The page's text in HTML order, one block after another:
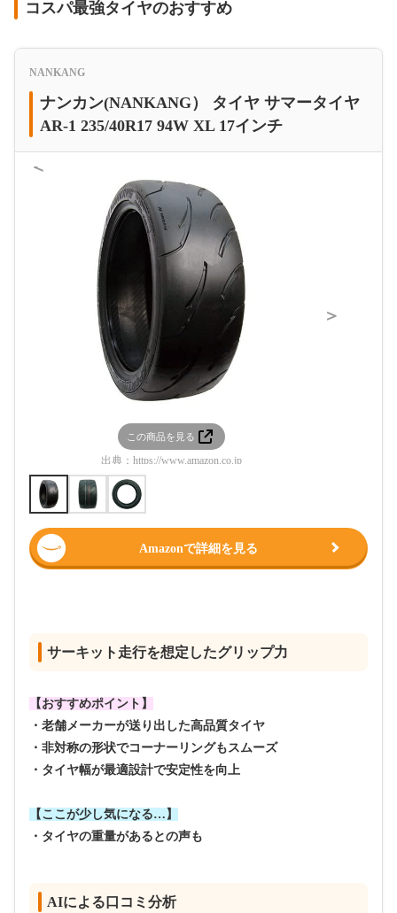
コスパ最強タイヤのおすすめ
NANKANG
ナンカン(NANKANG） タイヤ サマータイヤ
AR-1 235/40R17 94W XL 17インチ
＜
この商品を見る
出典： https://www.amazon.co.jp
＞
Amazonで詳細を見る
サーキット走行を想定したグリップ力
【おすすめポイント】
・老舗メーカーが送り出した高品質タイヤ
・非対称の形状でコーナーリングもスムーズ
・タイヤ幅が最適設計で安定性を向上
【ここが少し気になる…】
・タイヤの重量があるとの声も
AIによる口コミ分析